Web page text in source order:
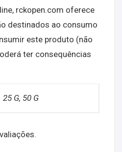
rckopen.com oferece
destinados ao consumo
este produto (não
ter consequências
25 G, 50 G